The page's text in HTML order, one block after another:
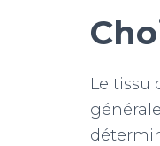
Le tissu